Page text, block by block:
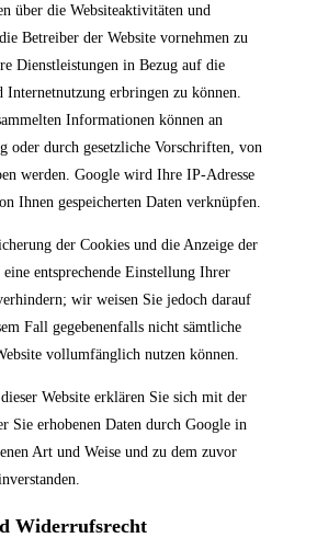
über die Websiteaktivitäten und
Betreiber der Website vornehmen zu
Dienstleistungen in Bezug auf die
Internetnutzung erbringen zu können.
Informationen können an
oder durch gesetzliche Vorschriften, von
werden. Google wird Ihre IP-Adresse
Ihnen gespeicherten Daten verknüpfen.
der Cookies und die Anzeige der
eine entsprechende Einstellung Ihrer
wir weisen Sie jedoch darauf
Fall gegebenenfalls nicht sämtliche
vollumfänglich nutzen können.
Website erklären Sie sich mit der
Sie erhobenen Daten durch Google in
Art und Weise und zu dem zuvor
Widerrufsrecht